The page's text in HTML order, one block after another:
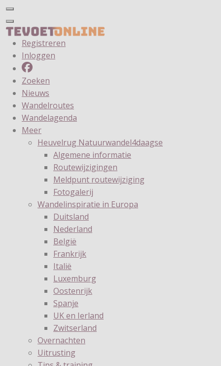
Registreren
Inloggen
Zoeken
Nieuws
Wandelroutes
Wandelagenda
Meer
Heuvelrug Natuurwandel4daagse
Algemene informatie
Routewijzigingen
Meldpunt routewijziging
Fotogalerij
Wandelinspiratie in Europa
Duitsland
Nederland
België
Frankrijk
Italië
Luxemburg
Oostenrijk
Spanje
UK en Ierland
Zwitserland
Overnachten
Uitrusting